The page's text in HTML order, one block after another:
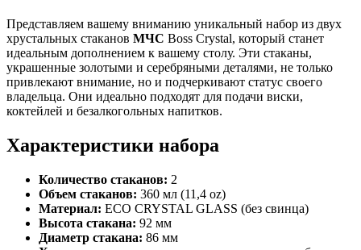
Представляем вашему вниманию уникальный набор из двух
хрустальных стаканов МЧС Boss Crystal, который станет
идеальным дополнением к вашему столу. Эти стаканы,
украшенные золотыми и серебряными деталями, не только
привлекают внимание, но и подчеркивают статус своего
владельца. Они идеально подходят для подачи виски,
коктейлей и безалкогольных напитков.
Характеристики набора
Количество стаканов: 2
Объем стаканов: 360 мл (11,4 oz)
Материал: ECO CRYSTAL GLASS (без свинца)
Высота стакана: 92 мм
Диаметр стакана: 86 мм